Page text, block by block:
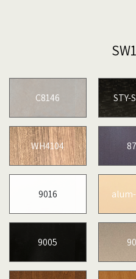
STY-
C8146
WH4104
9016
9005